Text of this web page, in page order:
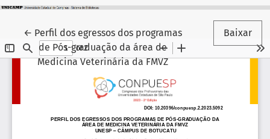
← Voltar aos Detalhes do Artigo
Perfil dos egressos dos programas
de Pós-graduação da área de
Medicina Veterinária da FMVZ
Baixar